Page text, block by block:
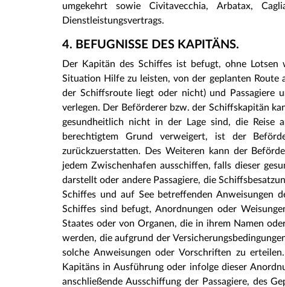
umgekehrt sowie Civitavecchia, Arbatax,
Dienstleistungsvertrags.
4. BEFUGNISSE DES KAPITÄNS.
Der Kapitän des Schiffes ist befugt, ohne Lotsen
Situation Hilfe zu leisten, von der geplanten Route
der Schiffsroute liegt oder nicht) und Passagiere
verlegen. Der Beförderer bzw. der Schiffskapitän
gesundheitlich nicht in der Lage sind, die Reise
berechtigtem Grund verweigert, ist der
zurückzuerstatten. Des Weiteren kann der
jedem Zwischenhafen ausschiffen, falls dieser
darstellt oder andere Passagiere, die
Schiffes und auf See betreffenden Anweisungen
Schiffes sind befugt, Anordnungen oder
Staates oder von Organen, die in ihrem Namen
werden, die aufgrund der
solche Anweisungen oder Vorschriften zu
Kapitäns in Ausführung oder infolge dieser
anschließende Ausschiffung der Passagiere, des